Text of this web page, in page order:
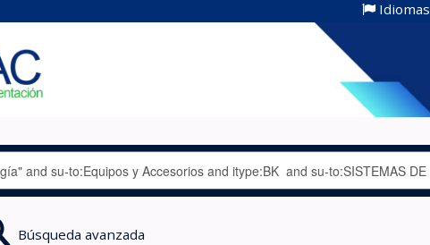
Idiomas
Búsqueda avanzada